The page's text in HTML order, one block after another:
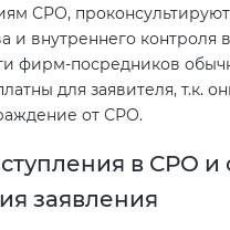
СРО,
и внутреннего контроля
фирм-посредников
для заявителя, т.к.
от СРО.
в СРО и
заявления